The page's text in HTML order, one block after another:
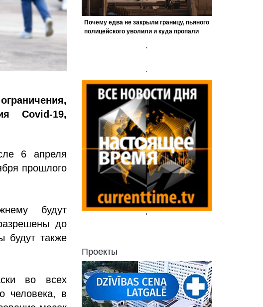
Covid-19,
6 апреля
прошлого
будут
до
будут также
во всех
человека, в
'
'
'
Проекты